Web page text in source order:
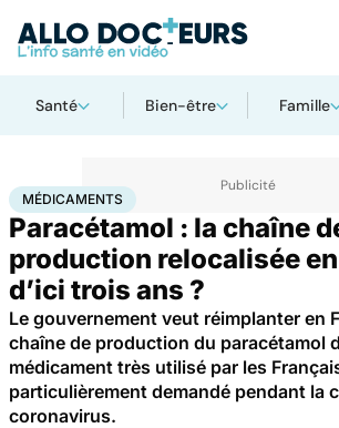
Santé Bien-être Famille
AccueilSantéMédicaments Médicaments
MÉDICAMENTS
Paracétamol : la chaîne
production relocalisée
d’ici trois ans ?
Le gouvernement veut réimplanter en
chaîne de production du paracétamol
médicament très utilisé par les
particulièrement demandé pendant la
coronavirus.